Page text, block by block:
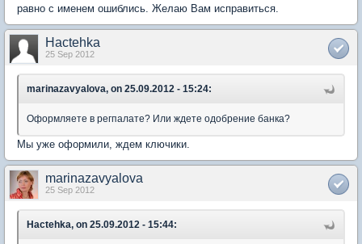
равно с именем ошиблись. Желаю Вам исправиться.
Hactehka
25 Sep 2012
marinazavyalova, on 25.09.2012 - 15:24:
Оформляете в регпалате? Или ждете одобрение банка?
Мы уже оформили, ждем ключики.
marinazavyalova
25 Sep 2012
Hactehka, on 25.09.2012 - 15:44: